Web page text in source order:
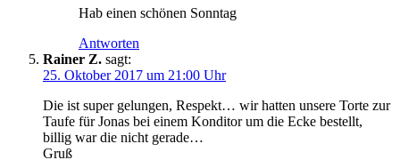
Hab einen schönen Sonntag
Antworten
Rainer Z. sagt:
25. Oktober 2017 um 21:00 Uhr
Die ist super gelungen, Respekt… wir hatten unsere Torte zur
Taufe für Jonas bei einem Konditor um die Ecke bestellt,
billig war die nicht gerade…
Gruß